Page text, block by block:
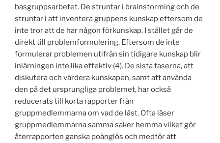
basgruppsarbetet. De struntar i brainstorming och de
struntar i att inventera gruppens kunskap eftersom de
inte tror att de har någon förkunskap. I stället går de
direkt till problemformulering. Eftersom de inte
formulerar problemen utifrån sin tidigare kunskap blir
inlärningen inte lika effektiv (4). De sista faserna, att
diskutera och värdera kunskapen, samt att använda
den på det ursprungliga problemet, har också
reducerats till korta rapporter från
gruppmedlemmarna om vad de läst. Ofta läser
gruppmedlemmarna samma saker hemma vilket gör
återrapporten ganska poänglös och medför att